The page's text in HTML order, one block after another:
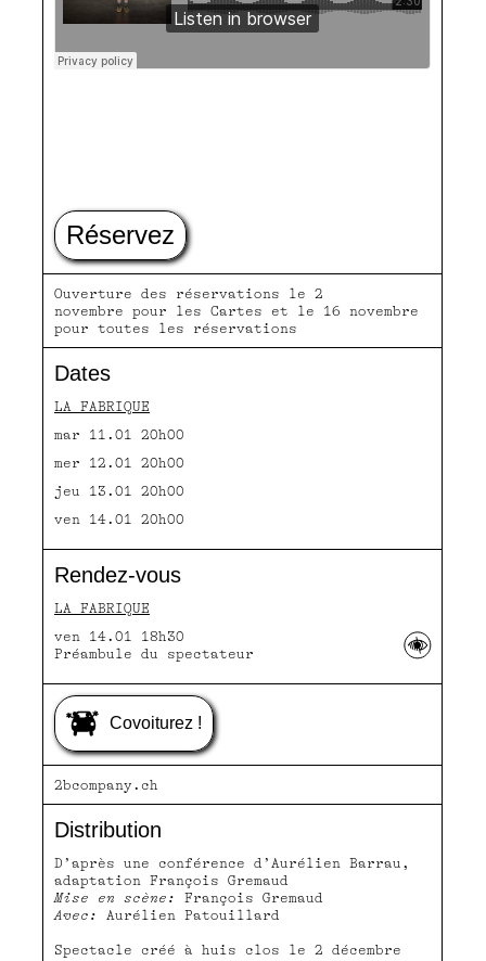
2bcompany.ch
Distribution
D’après une conférence d’Aurélien Barrau,
adaptation François Gremaud
Mise en scène:
François Gremaud
Avec:
Aurélien Patouillard
Spectacle créé à huis clos le 2 décembre
Réservez
Ouverture des réservations le 2
novembre pour les Cartes et le 16 novembre
pour toutes les réservations
Dates
LA FABRIQUE
mar 11.01 20h00
mer 12.01 20h00
jeu 13.01 20h00
ven 14.01 20h00
Rendez-vous
LA FABRIQUE
ven 14.01 18h30
Préambule du spectateur
Covoiturez !